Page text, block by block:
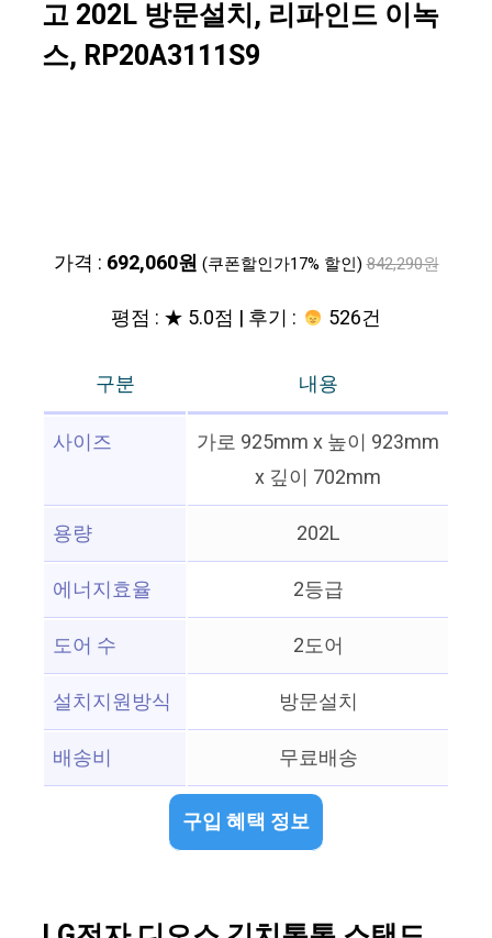
고 202L 방문설치, 리파인드 이녹
스, RP20A3111S9
가격 : 692,060원 (쿠폰할인가17% 할인) 842,290원
평점 : ★ 5.0점 | 후기 : 526건
구분
내용
사이즈
가로 925mm x 높이 923mm
x 깊이 702mm
용량
202L
에너지효율
2등급
도어 수
2도어
설치지원방식
방문설치
배송비
무료배송
구입 혜택 정보